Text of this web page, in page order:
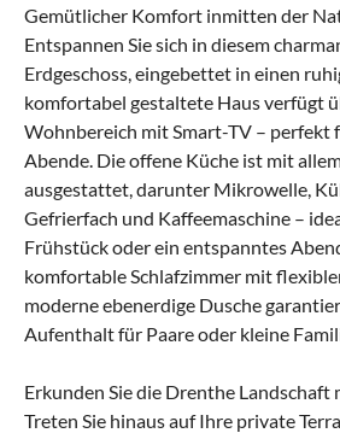
Gemütlicher Komfort inmitten der
Entspannen Sie sich in diesem
Erdgeschoss, eingebettet in einen
komfortabel gestaltete Haus verfügt
Wohnbereich mit Smart-TV – perfekt
Abende. Die offene Küche ist mit
ausgestattet, darunter Mikrowelle,
Gefrierfach und Kaffeemaschine –
Frühstück oder ein entspanntes
komfortable Schlafzimmer mit
moderne ebenerdige Dusche
Aufenthalt für Paare oder kleine
Erkunden Sie die Drenthe
Treten Sie hinaus auf Ihre private